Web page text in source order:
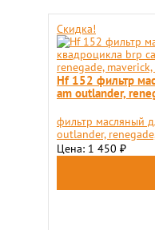
Скидка!
Hf 152 фильтр
am outlander,
фильтр масляный
outlander,
Цена: 1 450 ₽